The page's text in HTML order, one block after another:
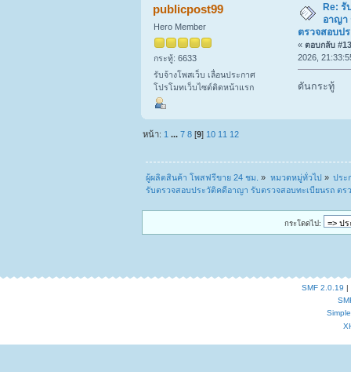
publicpost99
Hero Member
กระทู้: 6633
รับจ้างโพสเว็บ เลื่อนประกาศ
โปรโมทเว็บไซต์ติดหน้าแรก
Re: รั
อาญา
ตรวจสอบป
« ตอบกลับ
2026,
ดันกระทู้
หน้า: 1 ...7 8 [9] 10 11 12
ผู้ผลิตสินค้า โพสฟรีขาย 24 ชม. » หมวดหมู่ทั่วไป » ประ
รับตรวจสอบประวัติคดีอาญา รับตรวจสอบทะเบียนรถ ตร
กระโดดไป:
SMF 2.0.19 |